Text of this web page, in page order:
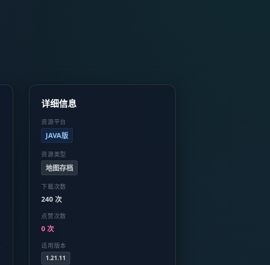
详细信息
资源平台
JAVA版
资源类型
地图存档
下载次数
240 次
点赞次数
0 次
适用版本
1.21.11